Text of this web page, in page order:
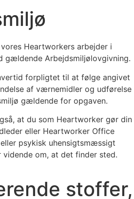
Heartworkers arbejder i
gældende Arbejdsmiljølovgivning.
forpligtet til at følge angivet
af værnemidler og udførelse
gældende for opgaven.
at du som Heartworker gør din
eller Heartworker Office
psykisk uhensigtsmæssigt
vidende om, at det finder sted.
stoffer,